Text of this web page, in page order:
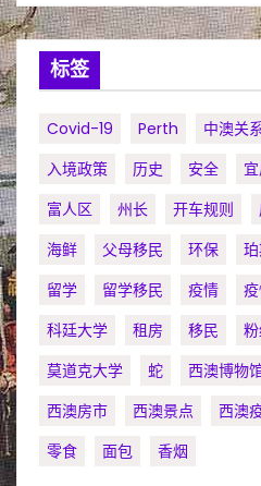
标签
Covid-19 Perth 中澳关
入境政策
历史 安全
富人区
州长 开车规则
海鲜
父母移民 环保
留学
留学移民 疫情
科廷大学
租房 移民
莫道克大学
蛇 西澳博物
西澳房市
西澳景点 西澳
零食
面包 香烟